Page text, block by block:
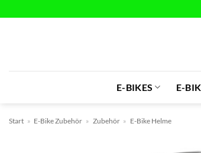
E-BIKES E-
Start » E-Bike Zubehör » Zubehör » E-Bike Helme